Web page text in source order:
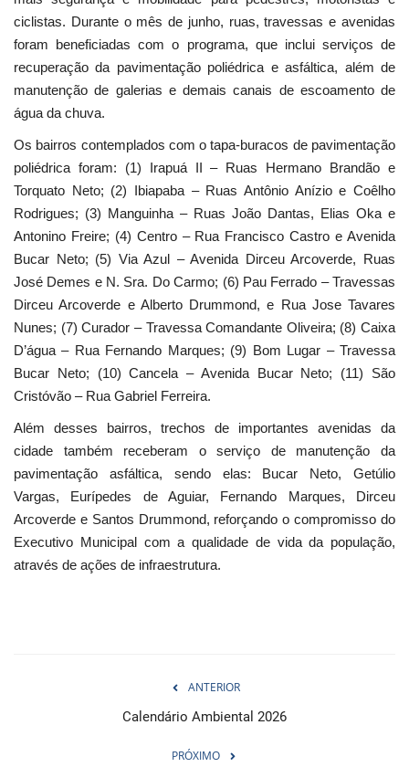
ciclistas. Durante o mês de junho, ruas, travessas e avenidas
foram beneficiadas com o programa, que inclui serviços de
recuperação da pavimentação poliédrica e asfáltica, além de
manutenção de galerias e demais canais de escoamento de
água da chuva.
Os bairros contemplados com o tapa-buracos de pavimentação
poliédrica foram: (1) Irapuá II – Ruas Hermano Brandão e
Torquato Neto; (2) Ibiapaba – Ruas Antônio Anízio e Coêlho
Rodrigues; (3) Manguinha – Ruas João Dantas, Elias Oka e
Antonino Freire; (4) Centro – Rua Francisco Castro e Avenida
Bucar Neto; (5) Via Azul – Avenida Dirceu Arcoverde, Ruas
José Demes e N. Sra. Do Carmo; (6) Pau Ferrado – Travessas
Dirceu Arcoverde e Alberto Drummond, e Rua Jose Tavares
Nunes; (7) Curador – Travessa Comandante Oliveira; (8) Caixa
D’água – Rua Fernando Marques; (9) Bom Lugar – Travessa
Bucar Neto; (10) Cancela – Avenida Bucar Neto; (11) São
Cristóvão – Rua Gabriel Ferreira.
Além desses bairros, trechos de importantes avenidas da
cidade também receberam o serviço de manutenção da
pavimentação asfáltica, sendo elas: Bucar Neto, Getúlio
Vargas, Eurípedes de Aguiar, Fernando Marques, Dirceu
Arcoverde e Santos Drummond, reforçando o compromisso do
Executivo Municipal com a qualidade de vida da população,
através de ações de infraestrutura.
ANTERIOR
Calendário Ambiental 2026
PRÓXIMO